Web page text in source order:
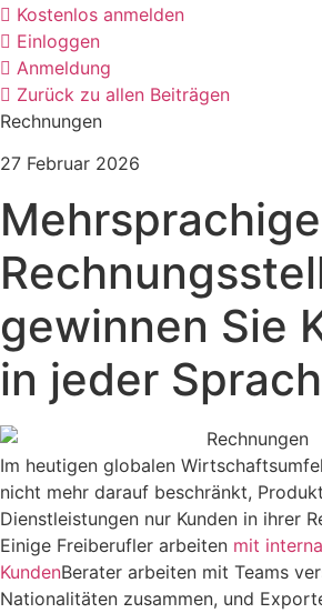
Kostenlos anmelden
Einloggen
Anmeldung
Zurück zu allen Beiträgen
Rechnungen
27 Februar 2026
Mehrsprachige
gewinnen Sie
in jeder
Im heutigen globalen
nicht mehr darauf beschränkt,
Dienstleistungen nur Kunden in ihrer
Einige Freiberufler arbeiten mit
KundenBerater arbeiten mit Teams
Nationalitäten zusammen, und